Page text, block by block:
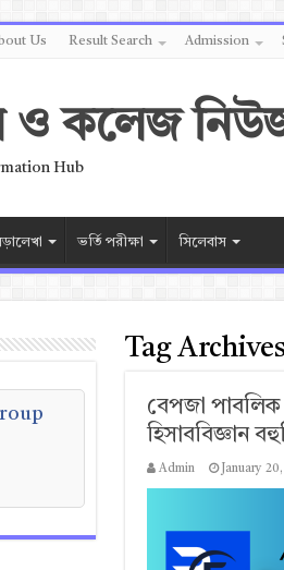
Us Result Search Admission
ও কলেজ
Hub
ভর্তি পরীক্ষা সিলেবাস
Tag
বেপজা পাবলিক
হিসাববিজ্ঞান
Admin January